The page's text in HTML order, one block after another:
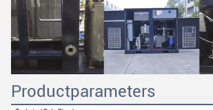
Productparameters